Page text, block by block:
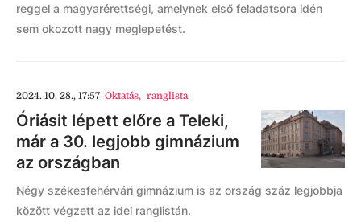
reggel a magyarérettségi, amelynek első feladatsora idén
sem okozott nagy meglepetést.
2024. 10. 28., 17:57 Oktatás, ranglista
Óriásit lépett előre a Teleki,
már a 30. legjobb gimnázium
az országban
Négy székesfehérvári gimnázium is az ország száz legjobbja
között végzett az idei ranglistán.